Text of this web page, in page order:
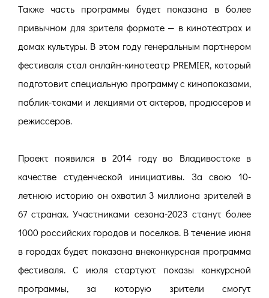
Также часть программы будет показана в более
привычном для зрителя формате — в кинотеатрах и
домах культуры. В этом году генеральным партнером
фестиваля стал онлайн-кинотеатр PREMIER, который
подготовит специальную программу с кинопоказами,
паблик-токами и лекциями от актеров, продюсеров и
режиссеров.
Проект появился в 2014 году во Владивостоке в
качестве студенческой инициативы. За свою 10-
летнюю историю он охватил 3 миллиона зрителей в
67 странах. Участниками сезона-2023 станут более
1000 российских городов и поселков. В течение июня
в городах будет показана внеконкурсная программа
фестиваля. С июля стартуют показы конкурсной
программы, за которую зрители смогут